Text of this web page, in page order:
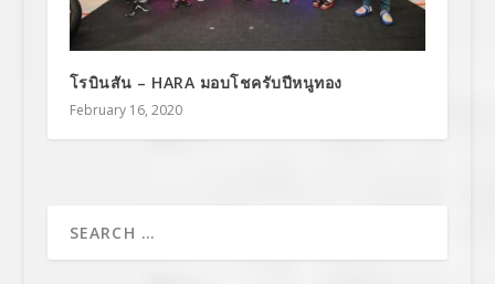
โรบินสัน – HARA มอบโชครับปีหนูทอง
February 16, 2020